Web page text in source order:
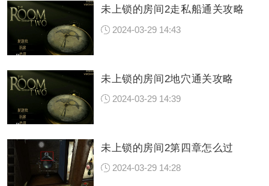
未上锁的房间2走私船通关攻略
2024-03-29 14:43
未上锁的房间2地穴通关攻略
2024-03-29 14:39
未上锁的房间2第四章怎么过
2024-03-29 14:28